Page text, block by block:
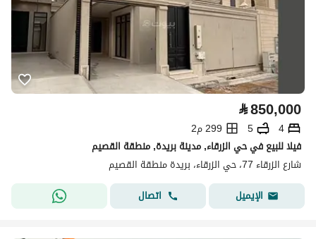
⃁850,000
4
5
299 م2
فيلا للبيع في حي الزرقاء, مدينة بريدة, منطقة القصيم
شارع الزرقاء 77، حي الزرقاء، بريدة منطقة القصيم
الإيميل
اتصال